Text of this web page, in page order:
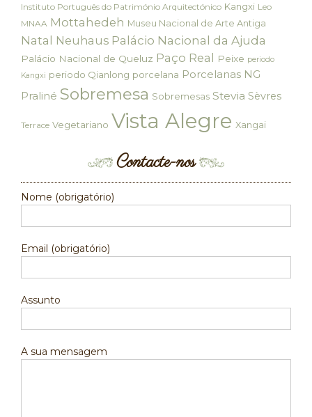
Instituto Português do Património Arquitectónico Kangxi Leo
MNAA Mottahedeh Museu Nacional de Arte Antiga
Natal Neuhaus Palácio Nacional da Ajuda
Palácio Nacional de Queluz Paço Real Peixe periodo
Kangxi periodo Qianlong porcelana Porcelanas NG
Praliné Sobremesa Sobremesas Stevia Sèvres
Terrace Vegetariano Vista Alegre Xangai
Contacte-nos
Nome (obrigatório)
Email (obrigatório)
Assunto
A sua mensagem